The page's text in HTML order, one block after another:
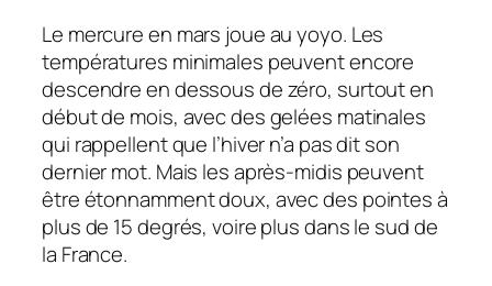
Le mercure en mars joue au yoyo. Les
températures minimales peuvent encore
descendre en dessous de zéro, surtout en
début de mois, avec des gelées matinales
qui rappellent que l’hiver n’a pas dit son
dernier mot. Mais les après-midis peuvent
être étonnamment doux, avec des pointes à
plus de 15 degrés, voire plus dans le sud de
la France.